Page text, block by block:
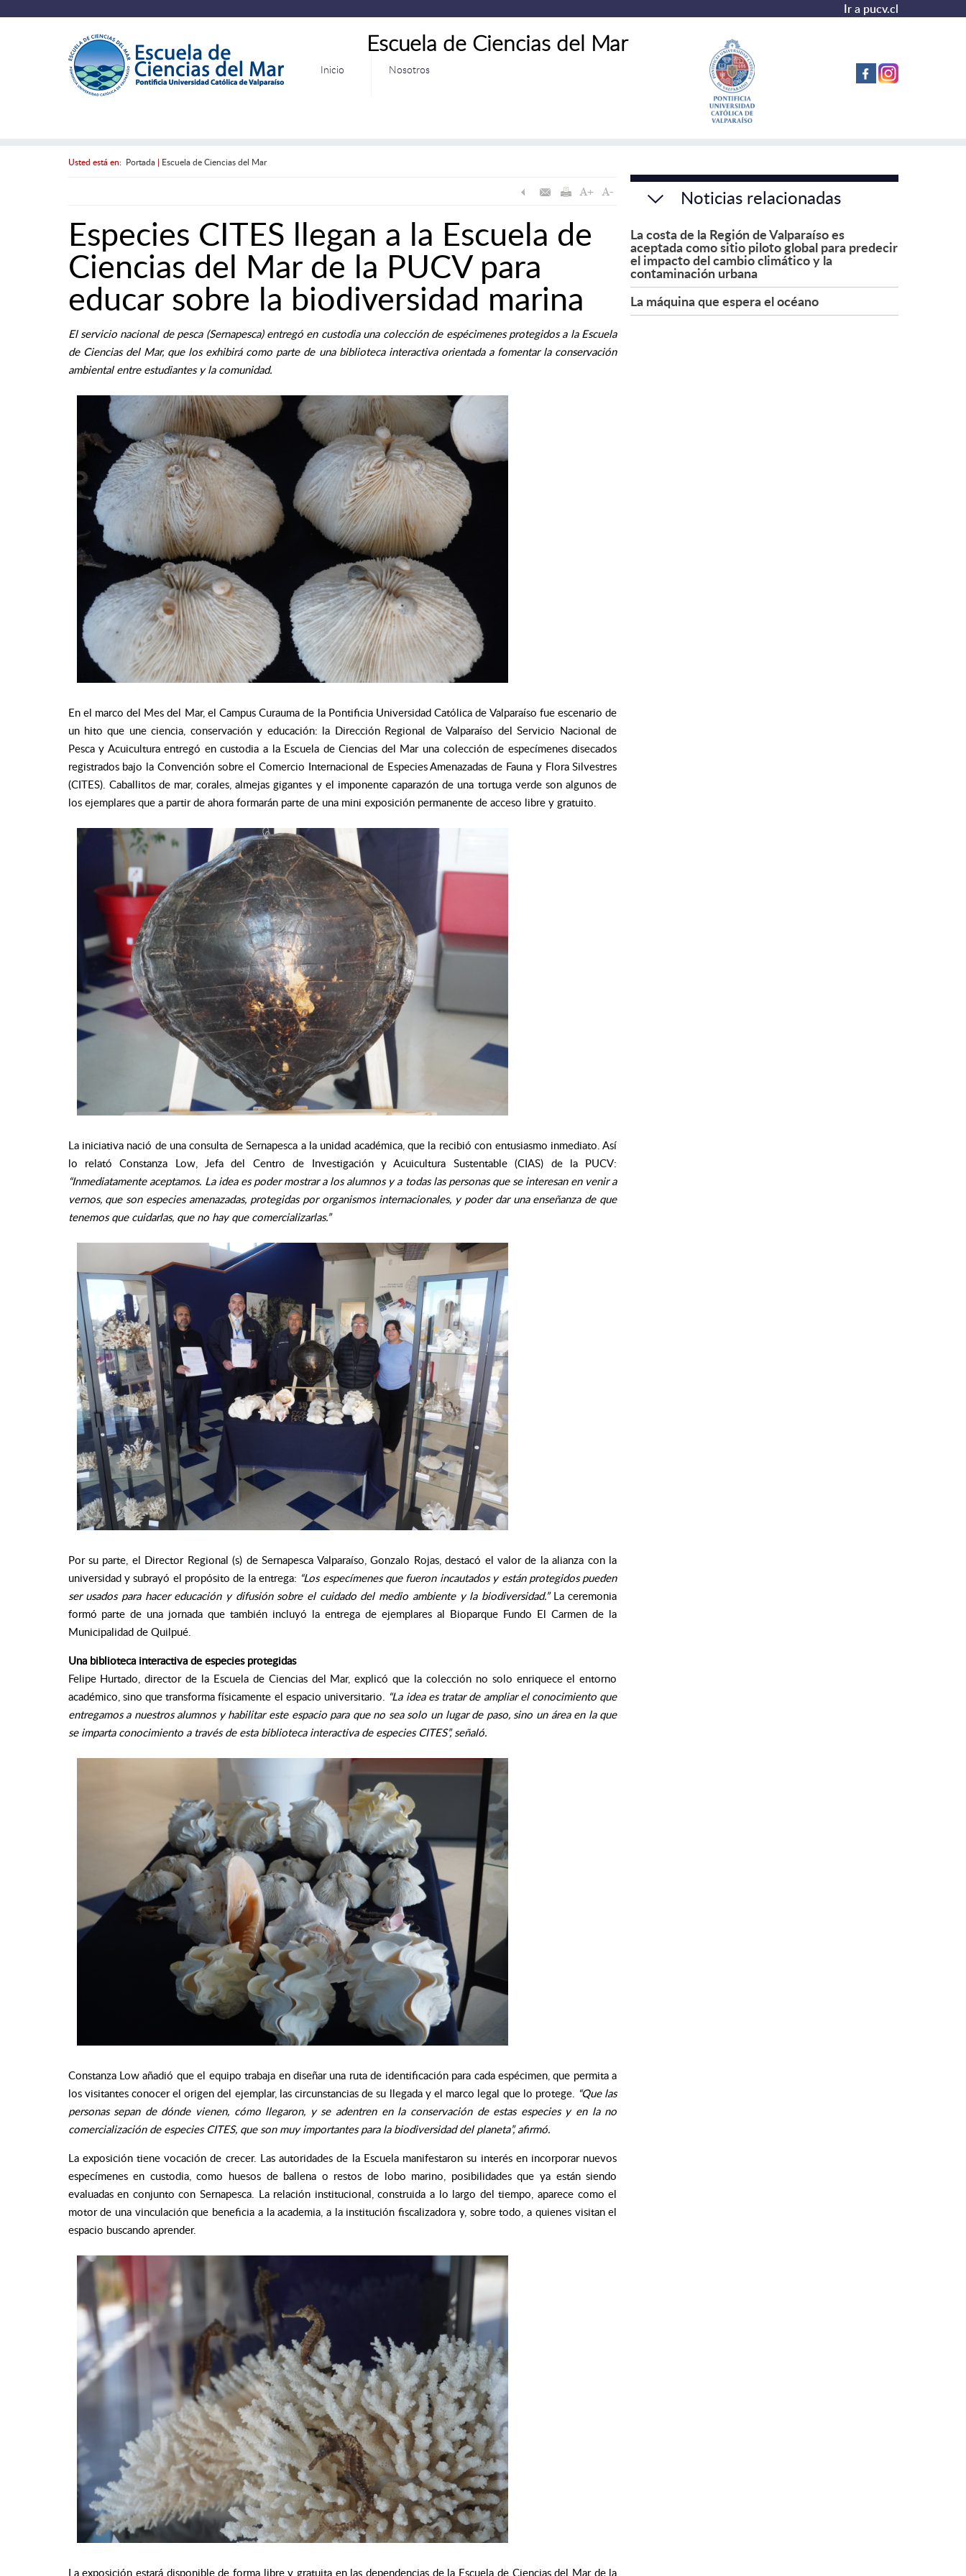
Ir a pucv.cl
Escuela de Ciencias del Mar
Inicio Nosotros
Usted está en: Portada| Escuela de Ciencias del Mar
Especies CITES llegan a la Escuela de
Ciencias del Mar de la PUCV para
educar sobre la biodiversidad marina
El servicio nacional de pesca (Sernapesca) entregó en custodia una colección de espécimenes protegidos a la Escuela
de Ciencias del Mar, que los exhibirá como parte de una biblioteca interactiva orientada a fomentar la conservación
ambiental entre estudiantes y la comunidad.
En el marco del Mes del Mar, el Campus Curauma de la Pontificia Universidad Católica de Valparaíso fue escenario de
un hito que une ciencia, conservación y educación: la Dirección Regional de Valparaíso del Servicio Nacional de
Pesca y Acuicultura entregó en custodia a la Escuela de Ciencias del Mar una colección de especímenes disecados
registrados bajo la Convención sobre el Comercio Internacional de Especies Amenazadas de Fauna y Flora Silvestres
(CITES). Caballitos de mar, corales, almejas gigantes y el imponente caparazón de una tortuga verde son algunos de
los ejemplares que a partir de ahora formarán parte de una mini exposición permanente de acceso libre y gratuito.
La iniciativa nació de una consulta de Sernapesca a la unidad académica, que la recibió con entusiasmo inmediato. Así
lo relató Constanza Low, Jefa del Centro de Investigación y Acuicultura Sustentable (CIAS) de la PUCV:
“Inmediatamente aceptamos. La idea es poder mostrar a los alumnos y a todas las personas que se interesan en venir a
vernos, que son especies amenazadas, protegidas por organismos internacionales, y poder dar una enseñanza de que
tenemos que cuidarlas, que no hay que comercializarlas.”
Por su parte, el Director Regional (s) de Sernapesca Valparaíso, Gonzalo Rojas, destacó el valor de la alianza con la
universidad y subrayó el propósito de la entrega: “Los especímenes que fueron incautados y están protegidos pueden
ser usados para hacer educación y difusión sobre el cuidado del medio ambiente y la biodiversidad.”La ceremonia
formó parte de una jornada que también incluyó la entrega de ejemplares al Bioparque Fundo El Carmen de la
Municipalidad de Quilpué.
Una biblioteca interactiva de especies protegidas
Felipe Hurtado, director de la Escuela de Ciencias del Mar, explicó que la colección no solo enriquece el entorno
académico, sino que transforma físicamente el espacio universitario. “La idea es tratar de ampliar el conocimiento que
entregamos a nuestros alumnos y habilitar este espacio para que no sea solo un lugar de paso, sino un área en la que
se imparta conocimiento a través de esta biblioteca interactiva de especies CITES”, señaló.
Constanza Low añadió que el equipo trabaja en diseñar una ruta de identificación para cada espécimen, que permita a
los visitantes conocer el origen del ejemplar, las circunstancias de su llegada y el marco legal que lo protege. “Que las
personas sepan de dónde vienen, cómo llegaron, y se adentren en la conservación de estas especies y en la no
comercialización de especies CITES, que son muy importantes para la biodiversidad del planeta”, afirmó.
La exposición tiene vocación de crecer. Las autoridades de la Escuela manifestaron su interés en incorporar nuevos
especímenes en custodia, como huesos de ballena o restos de lobo marino, posibilidades que ya están siendo
evaluadas en conjunto con Sernapesca. La relación institucional, construida a lo largo del tiempo, aparece como el
motor de una vinculación que beneficia a la academia, a la institución fiscalizadora y, sobre todo, a quienes visitan el
espacio buscando aprender.
La exposición estará disponible de forma libre y gratuita en las dependencias de la Escuela de Ciencias del Mar de la
Noticias relacionadas
La costa de la Región de Valparaíso es
aceptada como sitio piloto global para predecir
el impacto del cambio climático y la
contaminación urbana
La máquina que espera el océano